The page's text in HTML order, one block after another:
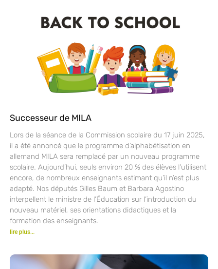
Successeur de MILA
Lors de la séance de la Commission scolaire du 17 juin 2025,
il a été annoncé que le programme d’alphabétisation en
allemand MILA sera remplacé par un nouveau programme
scolaire. Aujourd’hui, seuls environ 20 % des élèves l’utilisent
encore, de nombreux enseignants estimant qu’il n’est plus
adapté. Nos députés Gilles Baum et Barbara Agostino
interpellent le ministre de l’Éducation sur l’introduction du
nouveau matériel, ses orientations didactiques et la
formation des enseignants.
lire plus...